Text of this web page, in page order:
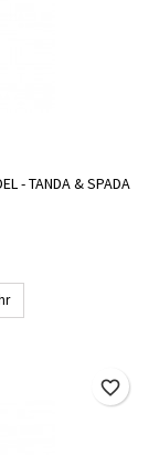
- TANDA & SPADA
favorite_border